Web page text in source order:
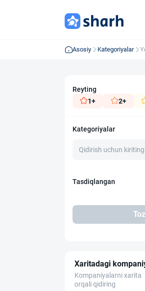
Asosiy Kategoriyalar
Reyting
1+
2+
Kategoriyalar
Tasdiqlangan
Xaritadagi
Kompaniyalarni xarita
orqali qidiring